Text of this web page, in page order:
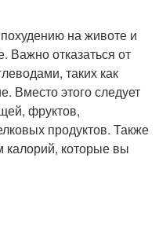
на животе и
Важно отказаться от
таких как
Вместо этого следует
фруктов,
продуктов. Также
калорий, которые вы